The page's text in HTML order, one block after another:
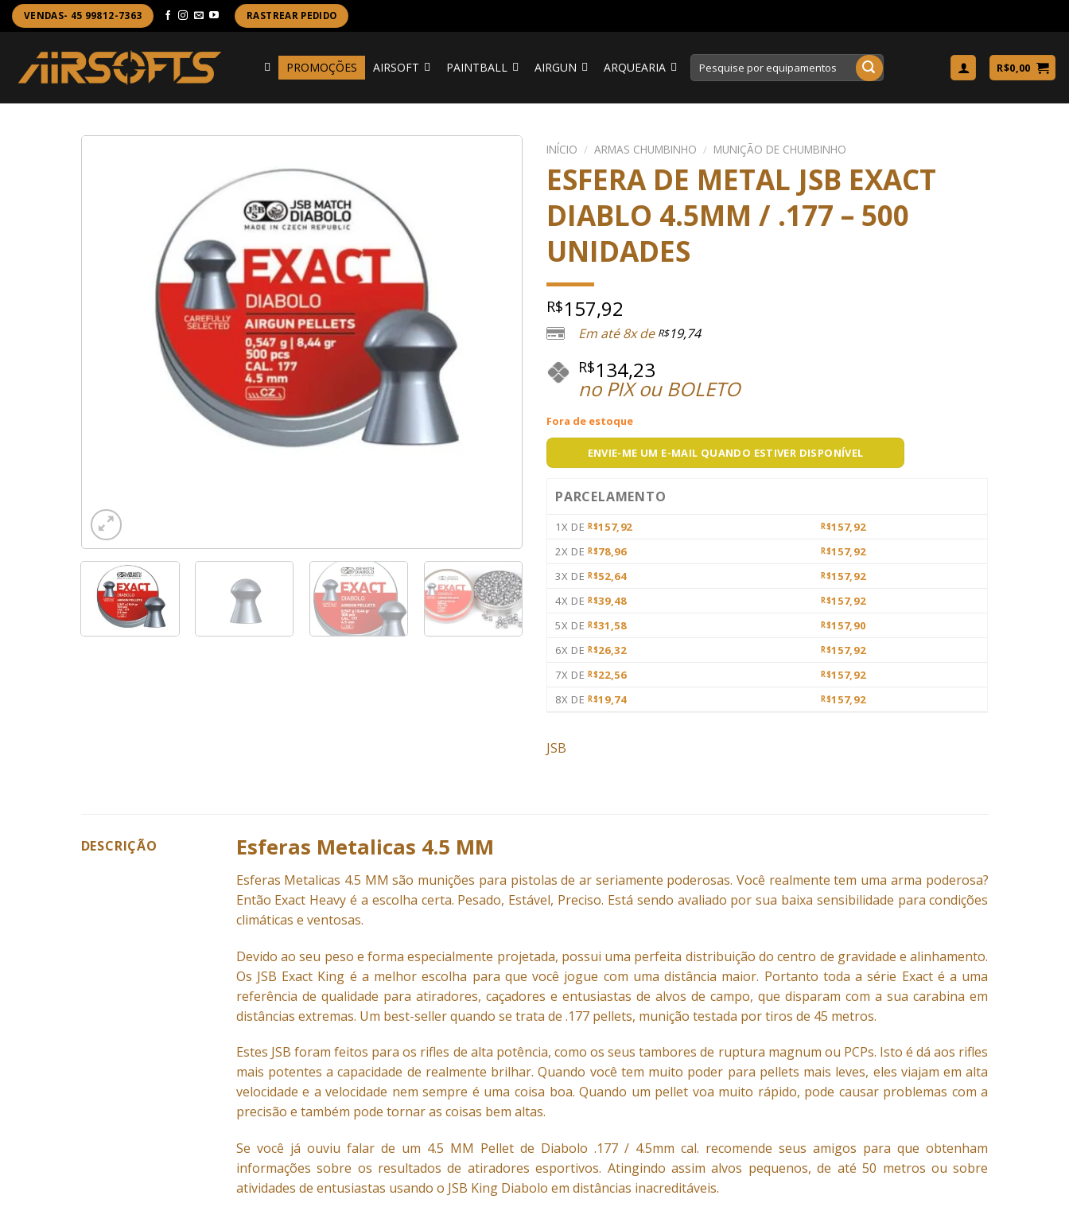
Skip
to
content
VENDAS- 45 99812-7363 RASTREAR PEDIDO
PROMOÇÕES AIRSOFT PAINTBALL AIRGUN ARQUEARIA
Pesquisar
por:
R$0,00
INÍCIO / ARMAS CHUMBINHO / MUNIÇÃO DE CHUMBINHO
ESFERA DE METAL JSB EXACT
DIABLO 4.5MM / .177 – 500
UNIDADES
R$157,92
Em até 8x de R$19,74
R$134,23
no PIX ou BOLETO
Fora de estoque
ENVIE-ME UM E-MAIL QUANDO ESTIVER DISPONÍVEL
PARCELAMENTO
1X DE R$157,92 R$157,92
2X DE R$78,96 R$157,92
3X DE R$52,64 R$157,92
4X DE R$39,48 R$157,92
5X DE R$31,58 R$157,90
6X DE R$26,32 R$157,92
7X DE R$22,56 R$157,92
8X DE R$19,74 R$157,92
JSB
DESCRIÇÃO Esferas Metalicas 4.5 MM
Esferas Metalicas 4.5 MM são munições para pistolas de ar seriamente poderosas. Você realmente tem uma arma poderosa?
Então Exact Heavy é a escolha certa. Pesado, Estável, Preciso. Está sendo avaliado por sua baixa sensibilidade para condições
climáticas e ventosas.
Devido ao seu peso e forma especialmente projetada, possui uma perfeita distribuição do centro de gravidade e alinhamento.
Os JSB Exact King é a melhor escolha para que você jogue com uma distância maior. Portanto toda a série Exact é a uma
referência de qualidade para atiradores, caçadores e entusiastas de alvos de campo, que disparam com a sua carabina em
distâncias extremas. Um best-seller quando se trata de .177 pellets, munição testada por tiros de 45 metros.
Estes JSB foram feitos para os rifles de alta potência, como os seus tambores de ruptura magnum ou PCPs. Isto é dá aos rifles
mais potentes a capacidade de realmente brilhar. Quando você tem muito poder para pellets mais leves, eles viajam em alta
velocidade e a velocidade nem sempre é uma coisa boa. Quando um pellet voa muito rápido, pode causar problemas com a
precisão e também pode tornar as coisas bem altas.
Se você já ouviu falar de um 4.5 MM Pellet de Diabolo .177 / 4.5mm cal. recomende seus amigos para que obtenham
informações sobre os resultados de atiradores esportivos. Atingindo assim alvos pequenos, de até 50 metros ou sobre
atividades de entusiastas usando o JSB King Diabolo em distâncias inacreditáveis.